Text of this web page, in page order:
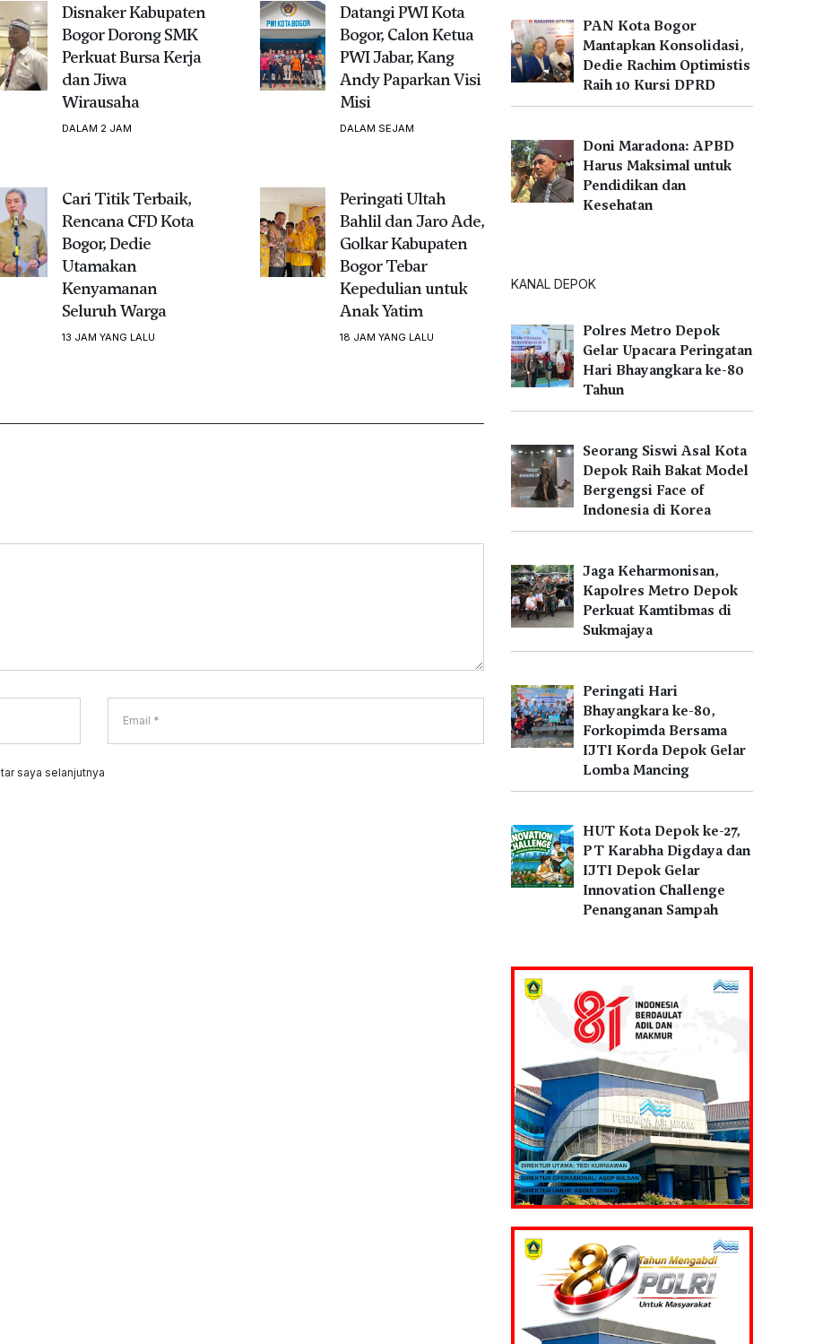
Disnaker Kabupaten
Bogor Dorong SMK
Perkuat Bursa Kerja
dan Jiwa
Wirausaha
DALAM 2 JAM
Datangi PWI Kota
Bogor, Calon Ketua
PWI Jabar, Kang
Andy Paparkan Visi
Misi
DALAM SEJAM
Cari Titik Terbaik,
Rencana CFD Kota
Bogor, Dedie
Utamakan
Kenyamanan
Seluruh Warga
13 JAM YANG LALU
Peringati Ultah
Bahlil dan Jaro Ade,
Golkar Kabupaten
Bogor Tebar
Kepedulian untuk
Anak Yatim
18 JAM YANG LALU
saya selanjutnya
PAN Kota Bogor
Mantapkan Konsolidasi,
Dedie Rachim Optimistis
Raih 10 Kursi DPRD
Doni Maradona: APBD
Harus Maksimal untuk
Pendidikan dan
Kesehatan
KANAL DEPOK
Polres Metro Depok
Gelar Upacara Peringatan
Hari Bhayangkara ke-80
Tahun
Seorang Siswi Asal Kota
Depok Raih Bakat Model
Bergengsi Face of
Indonesia di Korea
Jaga Keharmonisan,
Kapolres Metro Depok
Perkuat Kamtibmas di
Sukmajaya
Peringati Hari
Bhayangkara ke-80,
Forkopimda Bersama
IJTI Korda Depok Gelar
Lomba Mancing
HUT Kota Depok ke-27,
PT Karabha Digdaya dan
IJTI Depok Gelar
Innovation Challenge
Penanganan Sampah